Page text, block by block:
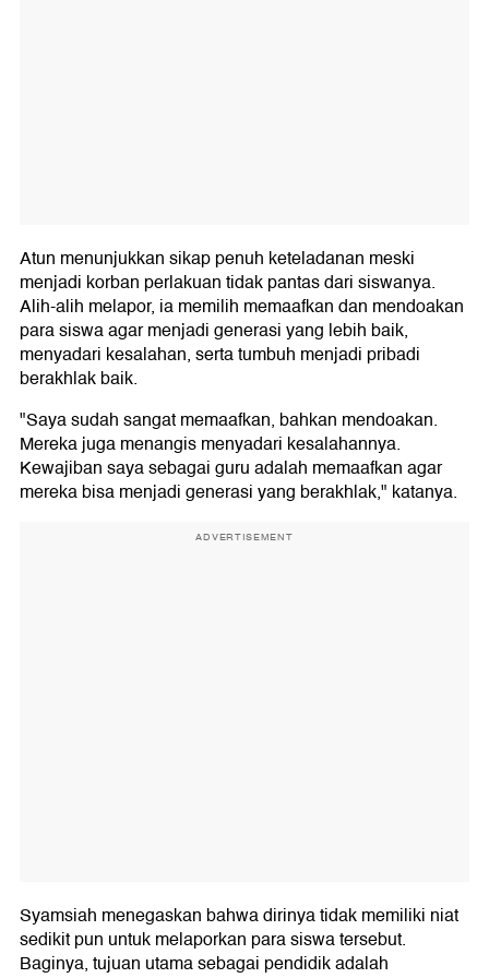
Atun menunjukkan sikap penuh keteladanan meski
menjadi korban perlakuan tidak pantas dari siswanya.
Alih-alih melapor, ia memilih memaafkan dan mendoakan
para siswa agar menjadi generasi yang lebih baik,
menyadari kesalahan, serta tumbuh menjadi pribadi
berakhlak baik.
"Saya sudah sangat memaafkan, bahkan mendoakan.
Mereka juga menangis menyadari kesalahannya.
Kewajiban saya sebagai guru adalah memaafkan agar
mereka bisa menjadi generasi yang berakhlak," katanya.
ADVERTISEMENT
Syamsiah menegaskan bahwa dirinya tidak memiliki niat
sedikit pun untuk melaporkan para siswa tersebut.
Baginya, tujuan utama sebagai pendidik adalah